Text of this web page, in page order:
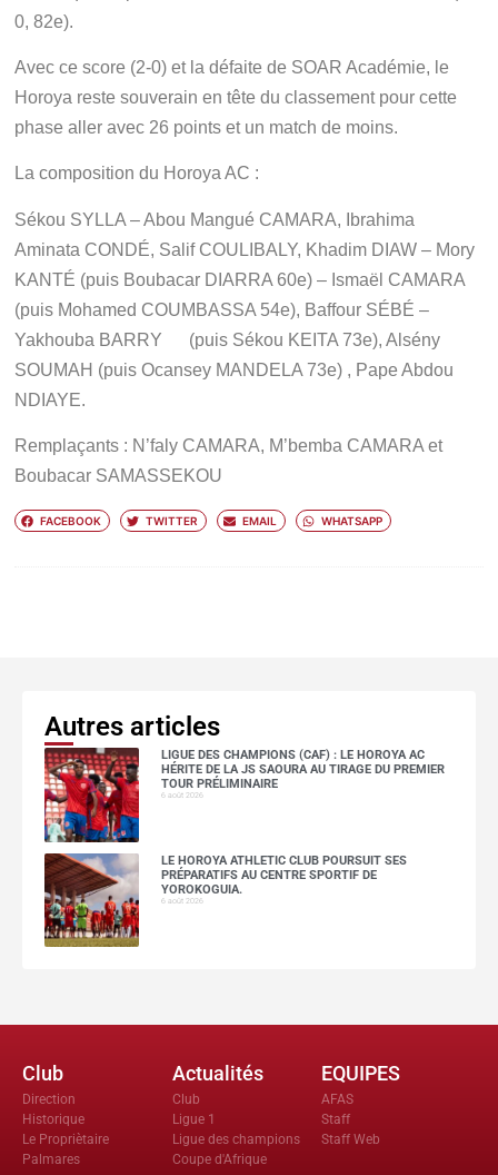
0, 82e).
Avec ce score (2-0) et la défaite de SOAR Académie, le
Horoya reste souverain en tête du classement pour cette
phase aller avec 26 points et un match de moins.
La composition du Horoya AC :
Sékou SYLLA – Abou Mangué CAMARA, Ibrahima
Aminata CONDÉ, Salif COULIBALY, Khadim DIAW – Mory
KANTÉ (puis Boubacar DIARRA 60e) – Ismaël CAMARA
(puis Mohamed COUMBASSA 54e), Baffour SÉBÉ –
Yakhouba BARRY (puis Sékou KEITA 73e), Alsény
SOUMAH (puis Ocansey MANDELA 73e) , Pape Abdou
NDIAYE.
Remplaçants : N’faly CAMARA, M’bemba CAMARA et
Boubacar SAMASSEKOU
FACEBOOK TWITTER EMAIL WHATSAPP
Autres articles
LIGUE DES CHAMPIONS (CAF) : LE HOROYA AC
HÉRITE DE LA JS SAOURA AU TIRAGE DU PREMIER
TOUR PRÉLIMINAIRE
6 août 2026
LE HOROYA ATHLETIC CLUB POURSUIT SES
PRÉPARATIFS AU CENTRE SPORTIF DE
YOROKOGUIA.
6 août 2026
Club
Direction
Historique
Le Propriètaire
Palmares
Actualités
Club
Ligue 1
Ligue des champions
Coupe d'Afrique
EQUIPES
AFAS
Staff
Staff Web